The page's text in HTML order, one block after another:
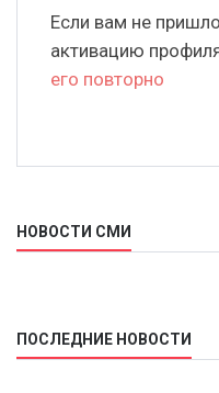
Если вам не
активацию
его повторно
НОВОСТИ СМИ
ПОСЛЕДНИЕ НОВОСТИ